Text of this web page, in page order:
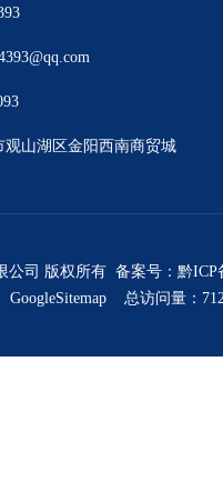
观山湖区金阳西南商贸城
公司 版权所有 备案号： 黔ICP
GoogleSitemap 总访问量：